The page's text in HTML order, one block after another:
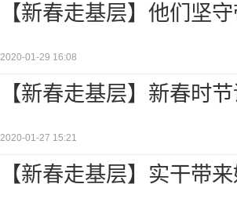
【新春走基层】他们坚
2020-01-29 16:08
【新春走基层】新春时
2020-01-27 15:21
【新春走基层】实干带